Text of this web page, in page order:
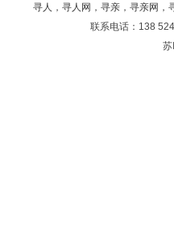
寻人 ， 寻人网 ， 寻亲， 寻亲网 ，
联系电话：138